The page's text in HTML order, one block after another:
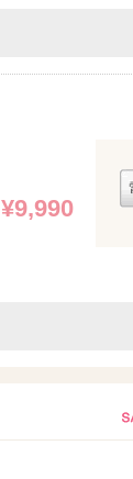
¥9,990